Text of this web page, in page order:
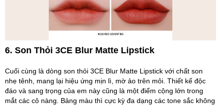
6. Son Thỏi 3CE Blur Matte Lipstick
Cuối cùng là dòng son thỏi 3CE Blur Matte Lipstick với chất son
nhẹ tênh, mang lại hiệu ứng mịn lì, mờ ảo trên môi. Thiết kế độc
đáo và sang trọng của em này cũng là một điểm cộng lớn trong
mắt các cô nàng. Bảng màu thì cực kỳ đa dạng các tone sắc không